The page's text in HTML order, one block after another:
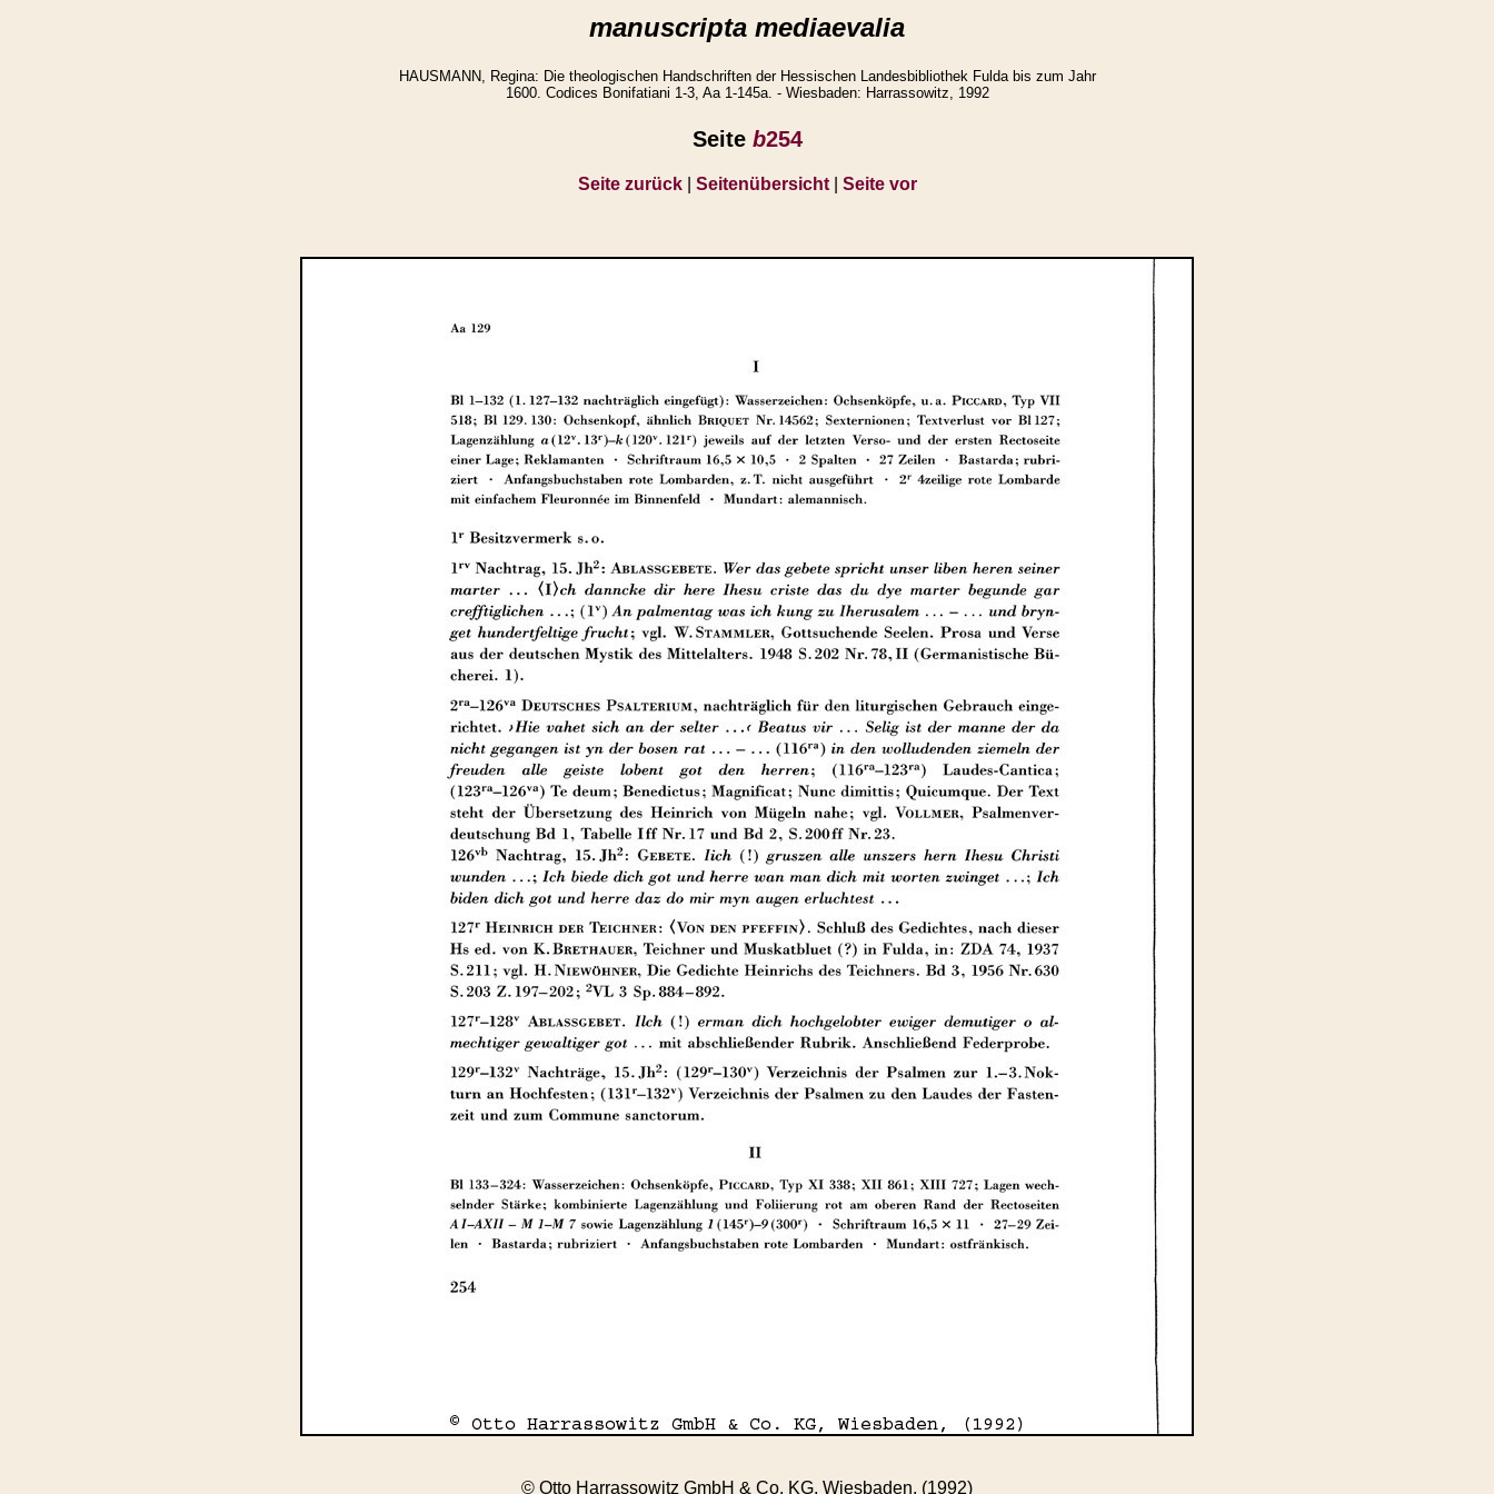
manuscripta mediaevalia
HAUSMANN, Regina: Die theologischen Handschriften der Hessischen Landesbibliothek Fulda bis zum Jahr
1600. Codices Bonifatiani 1-3, Aa 1-145a. - Wiesbaden: Harrassowitz, 1992
Seite b254
Seite zurück| Seitenübersicht| Seite vor
© Otto Harrassowitz GmbH & Co. KG, Wiesbaden, (1992)